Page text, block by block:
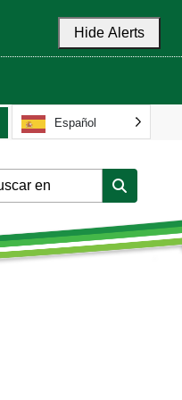
Hide Alerts
Español